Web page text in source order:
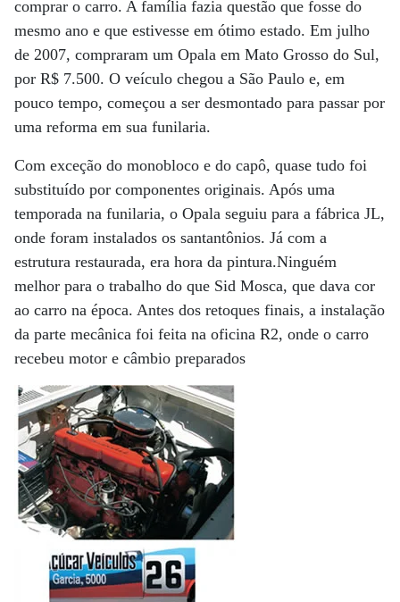
comprar o carro. A família fazia questão que fosse do
mesmo ano e que estivesse em ótimo estado. Em julho
de 2007, compraram um Opala em Mato Grosso do Sul,
por R$ 7.500. O veículo chegou a São Paulo e, em
pouco tempo, começou a ser desmontado para passar por
uma reforma em sua funilaria.
Com exceção do monobloco e do capô, quase tudo foi
substituído por componentes originais. Após uma
temporada na funilaria, o Opala seguiu para a fábrica JL,
onde foram instalados os santantônios. Já com a
estrutura restaurada, era hora da pintura.Ninguém
melhor para o trabalho do que Sid Mosca, que dava cor
ao carro na época. Antes dos retoques finais, a instalação
da parte mecânica foi feita na oficina R2, onde o carro
recebeu motor e câmbio preparados